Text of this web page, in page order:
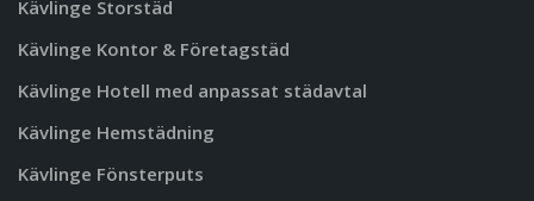
Kävlinge Storstäd
Kävlinge Kontor & Företagstäd
Kävlinge Hotell med anpassat städavtal
Kävlinge Hemstädning
Kävlinge Fönsterputs